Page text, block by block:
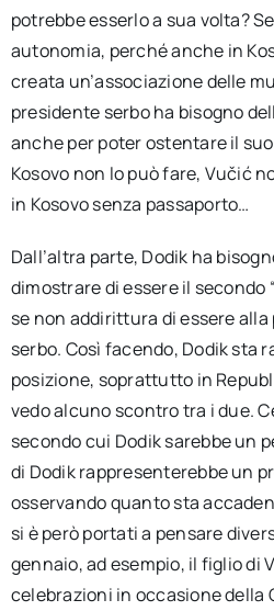
potrebbe esserlo a sua volta?
autonomia, perché anche in
creata un’associazione delle
presidente serbo ha bisogno
anche per poter ostentare il
Kosovo non lo può fare, Vučić
in Kosovo senza passaporto…
Dall’altra parte, Dodik ha
dimostrare di essere il secondo
se non addirittura di essere
serbo. Così facendo, Dodik sta
posizione, soprattutto in
vedo alcuno scontro tra i due.
secondo cui Dodik sarebbe un
di Dodik rappresenterebbe un
osservando quanto sta
si è però portati a pensare
gennaio, ad esempio, il figlio di
celebrazioni in occasione della